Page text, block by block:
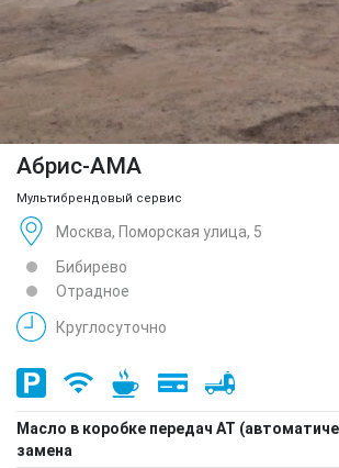
Абрис-АМА
Мультибрендовый сервис
Москва, Поморская улица, 5
Бибирево
Отрадное
Круглосуточно
Масло в коробке передач АТ
замена